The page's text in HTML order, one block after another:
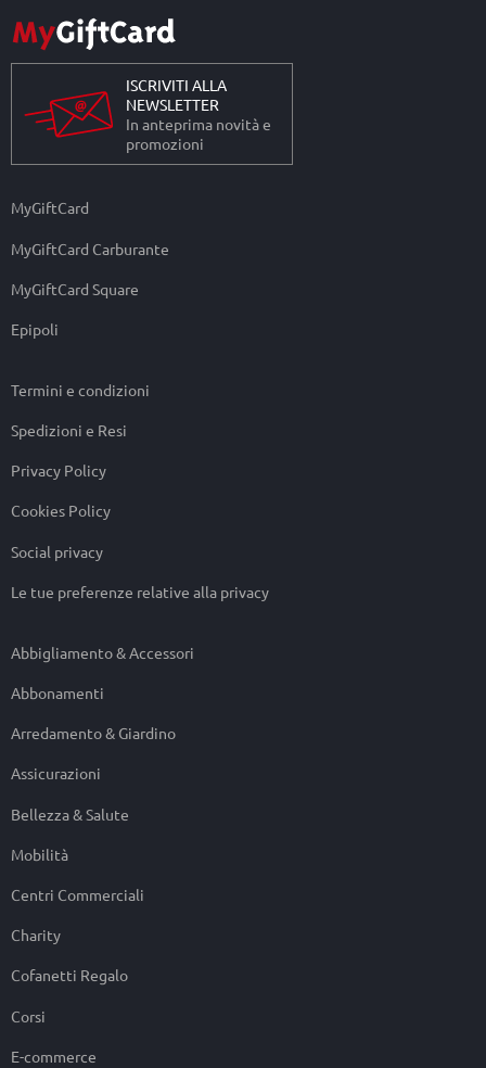
ISCRIVITI ALLA
NEWSLETTER
In anteprima novità e
promozioni
MyGiftCard
MyGiftCard Carburante
MyGiftCard Square
Epipoli
Termini e condizioni
Spedizioni e Resi
Privacy Policy
Cookies Policy
Social privacy
Le tue preferenze relative alla privacy
Abbigliamento & Accessori
Abbonamenti
Arredamento & Giardino
Assicurazioni
Bellezza & Salute
Mobilità
Centri Commerciali
Charity
Cofanetti Regalo
Corsi
E-commerce